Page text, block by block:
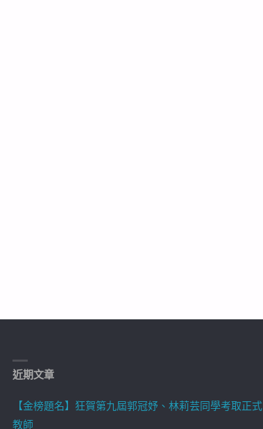
近期文章
【金榜題名】狂賀第九屆郭冠妤、林莉芸同學考取正式
教師